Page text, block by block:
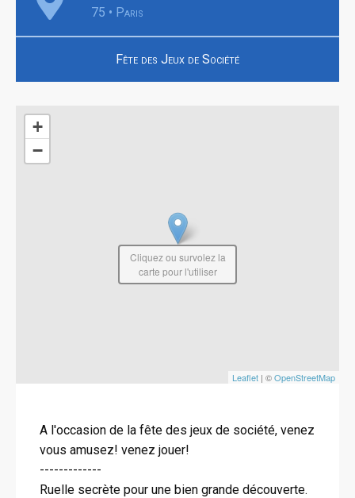
75 • Paris
Fête des Jeux de Société
+
−
Leaflet | ©OpenStreetMap
Cliquez ou survolez la
carte pour l'utiliser
A l'occasion de la fête des jeux de société, venez
vous amusez! venez jouer!
-------------
Ruelle secrète pour une bien grande découverte.